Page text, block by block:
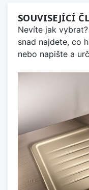
SOUVISEJÍCÍ
Nevíte jak
snad najdete, co
nebo napište a